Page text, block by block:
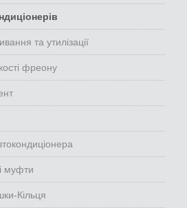
та утилізації
фреону
муфти
Кільця